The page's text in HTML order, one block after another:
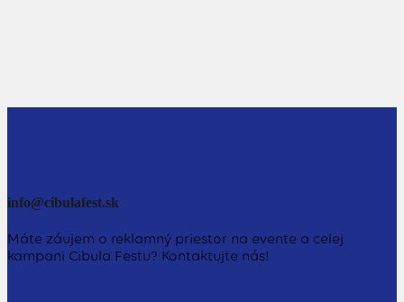
info@cibulafest.sk
Máte záujem o reklamný priestor na evente a celej
kampani Cibula Festu? Kontaktujte nás!